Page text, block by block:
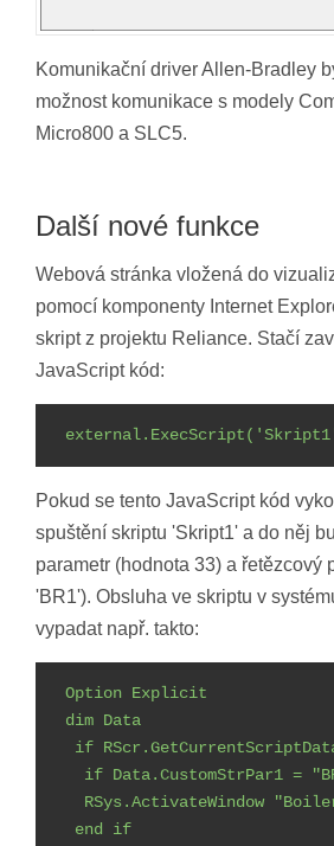
Komunikační driver Allen-Bradley
možnost komunikace s modely
Micro800 a SLC5.
Další nové funkce
Webová stránka vložená do
pomocí komponenty Internet
skript z projektu Reliance. Stačí
JavaScript kód:
Pokud se tento JavaScript kód
spuštění skriptu 'Skript1' a do něj
parametr (hodnota 33) a řetězcový
'BR1'). Obsluha ve skriptu v
vypadat např. takto:
Option Explicit
dim Data
if
if Data.CustomStrPar1 =
RSys.ActivateWindow
end if